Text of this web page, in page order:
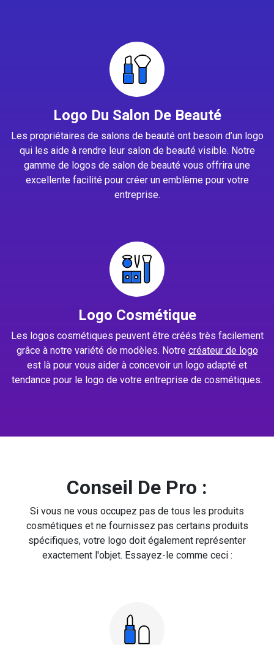
Logo Du Salon De Beauté
Les propriétaires de salons de beauté ont besoin d’un logo
qui les aide à rendre leur salon de beauté visible. Notre
gamme de logos de salon de beauté vous offrira une
excellente facilité pour créer un emblème pour votre
entreprise.
Logo Cosmétique
Les logos cosmétiques peuvent être créés très facilement
grâce à notre variété de modèles. Notre créateur de logo
est là pour vous aider à concevoir un logo adapté et
tendance pour le logo de votre entreprise de cosmétiques.
Conseil De Pro :
Si vous ne vous occupez pas de tous les produits
cosmétiques et ne fournissez pas certains produits
spécifiques, votre logo doit également représenter
exactement l'objet. Essayez-le comme ceci :